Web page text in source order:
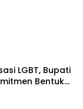
LGBT, Bupati
Bentuk